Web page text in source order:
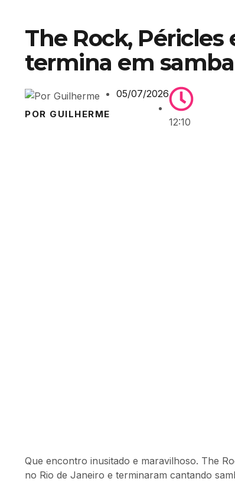
The Rock,
termina em
POR GUILHERME
05/07/2026
12:10
Que encontro inusitado e maravilhoso. The
no Rio de Janeiro e terminaram cantando